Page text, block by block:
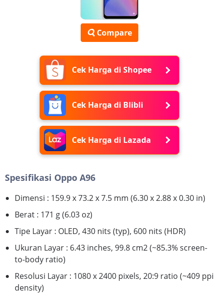
Compare
Cek Harga di Shopee
Cek Harga di Blibli
Cek Harga di Lazada
Spesifikasi Oppo A96
Dimensi : 159.9 x 73.2 x 7.5 mm (6.30 x 2.88 x 0.30 in)
Berat : 171 g (6.03 oz)
Tipe Layar : OLED, 430 nits (typ), 600 nits (HDR)
Ukuran Layar : 6.43 inches, 99.8 cm2 (~85.3% screen-
to-body ratio)
Resolusi Layar : 1080 x 2400 pixels, 20:9 ratio (~409 ppi
density)